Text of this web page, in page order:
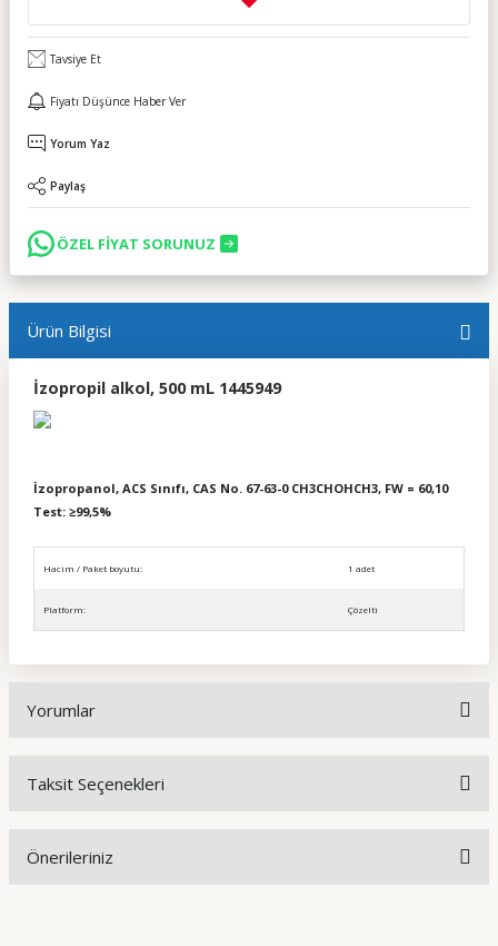
Tavsiye Et
Fiyatı Düşünce Haber Ver
Yorum Yaz
Paylaş
ÖZEL FİYAT SORUNUZ
Ürün Bilgisi
İzopropil alkol, 500 mL 1445949
İzopropanol, ACS Sınıfı, CAS No. 67-63-0 CH3CHOHCH3, FW = 60,10
Test: ≥99,5%
Hacim / Paket boyutu: 1 adet
Platform: Çözelti
Yorumlar
Taksit Seçenekleri
Önerileriniz